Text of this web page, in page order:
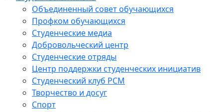
Объединенный совет обучающихся
Профком обучающихся
Студенческие медиа
Добровольческий центр
Студенческие отряды
Центр поддержки студенческих инициатив
Студенческий клуб РСМ
Творчество и досуг
Спорт